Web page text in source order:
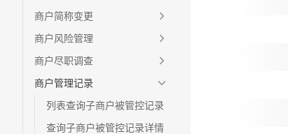
商户简称变更
商户风险管理
商户尽职调查
商户管理记录
列表查询子商户被管控记录
查询子商户被管控记录详情